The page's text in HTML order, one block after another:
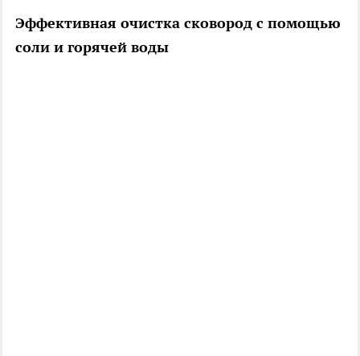
Эффективная очистка сковород с помощью
соли и горячей воды